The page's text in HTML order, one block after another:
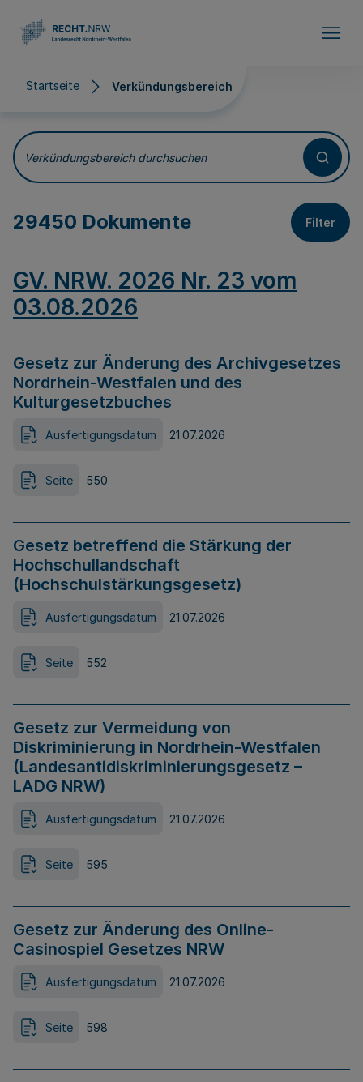
Startseite Verkündungsbereich
Verkündungsbereich
Verkündungsbereich durchsuchen
29450 Dokumente Filter
GV. NRW. 2026 Nr. 23 vom
03.08.2026
Gesetz zur Änderung des Archivgesetzes
Nordrhein-Westfalen und des
Kulturgesetzbuches
Ausfertigungsdatum 21.07.2026
Seite 550
Gesetz betreffend die Stärkung der
Hochschullandschaft
(Hochschulstärkungsgesetz)
Ausfertigungsdatum 21.07.2026
Seite 552
Gesetz zur Vermeidung von
Diskriminierung in Nordrhein-Westfalen
(Landesantidiskriminierungsgesetz –
LADG NRW)
Ausfertigungsdatum 21.07.2026
Seite 595
Gesetz zur Änderung des Online-
Casinospiel Gesetzes NRW
Ausfertigungsdatum 21.07.2026
Seite 598